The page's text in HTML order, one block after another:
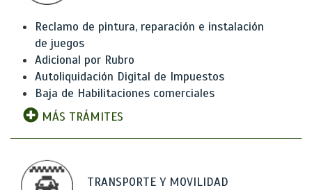
Reclamo de pintura, reparación e instalación
de juegos
Adicional por Rubro
Autoliquidación Digital de Impuestos
Baja de Habilitaciones comerciales
MÁS TRÁMITES
TRANSPORTE Y MOVILIDAD